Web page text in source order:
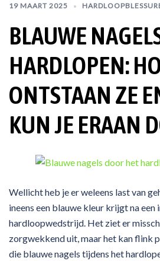
19 MAART 2025
BLAUWE
HARDLOPEN:
ONTSTAAN ZE
KUN JE ERAAN
Wellicht heb je er weleens last van
ineens een blauwe kleur krijgt na
hardloopwedstrijd. Het ziet er
zorgwekkend uit, maar het kan flink
die blauwe nagels tijdens het